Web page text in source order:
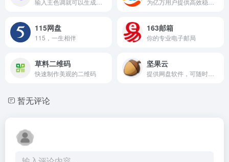
115网盘
115，一生相伴
163邮箱
你的专业电子邮局
草料二维码
快速制作美观的二维码
坚果云
暂无评论